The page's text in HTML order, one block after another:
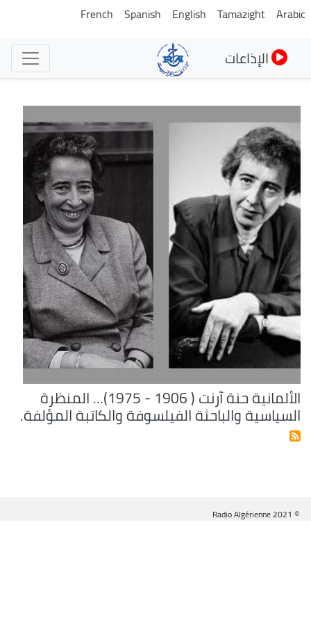
تجاوز
Arabic
Tamazight
English
Spanish
French
الإذاعات
الألمانية حنة آرنت ( 1906 - 1975)... المنظرة
السياسية والباحثة الفيلسوفة والكاتبة المؤلفة.
© Radio Algérienne 2021